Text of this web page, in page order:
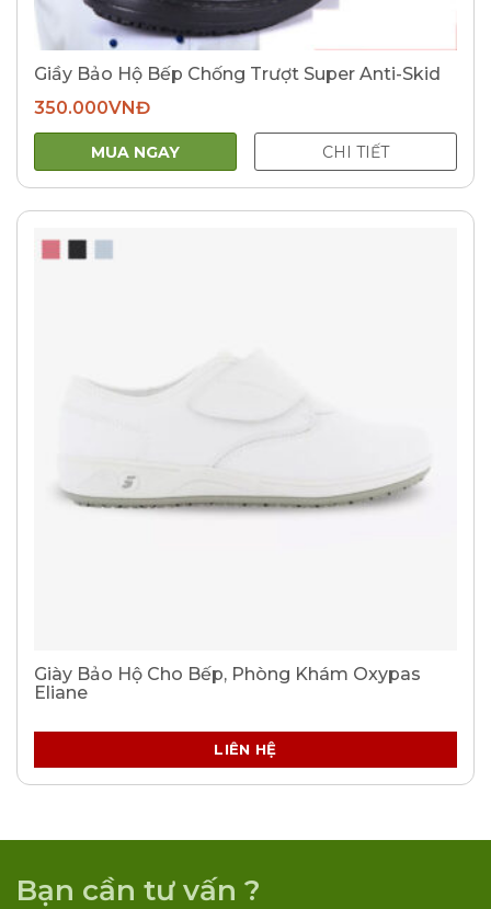
Giầy Bảo Hộ Bếp Chống Trượt Super Anti-Skid
350.000VNĐ
MUA NGAY CHI TIẾT
Giày Bảo Hộ Cho Bếp, Phòng Khám Oxypas
Eliane
LIÊN HỆ
Bạn cần tư vấn ?